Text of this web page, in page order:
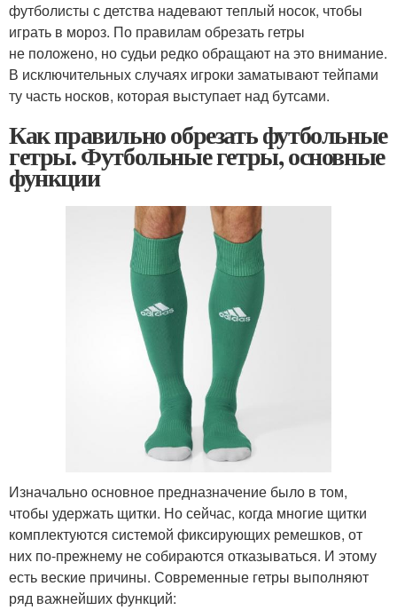
футболисты с детства надевают теплый носок, чтобы
играть в мороз. По правилам обрезать гетры
не положено, но судьи редко обращают на это внимание.
В исключительных случаях игроки заматывают тейпами
ту часть носков, которая выступает над бутсами.
Как правильно обрезать футбольные
гетры. Футбольные гетры, основные
функции
Изначально основное предназначение было в том,
чтобы удержать щитки. Но сейчас, когда многие щитки
комплектуются системой фиксирующих ремешков, от
них по-прежнему не собираются отказываться. И этому
есть веские причины. Современные гетры выполняют
ряд важнейших функций: